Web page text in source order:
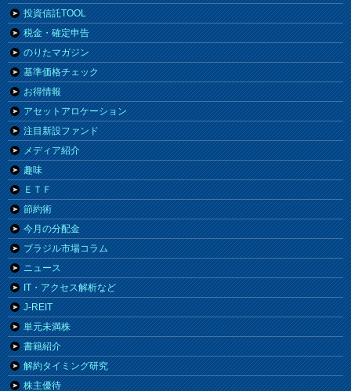
投資信託TOOL
税金・確定申告
のりたマガジン
基準価格チェック
お得情報
アセットアロケーション
注目新設ファンド
メディア紹介
趣味
ＥＴＦ
節約術
今月の分配金
ブラジル市場コラム
ニュース
IT・アクセス解析など
J-REIT
単元未満株
書籍紹介
解約タイミング研究
株主優待